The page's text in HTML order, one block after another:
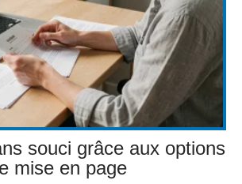
souci grâce aux options
mise en page